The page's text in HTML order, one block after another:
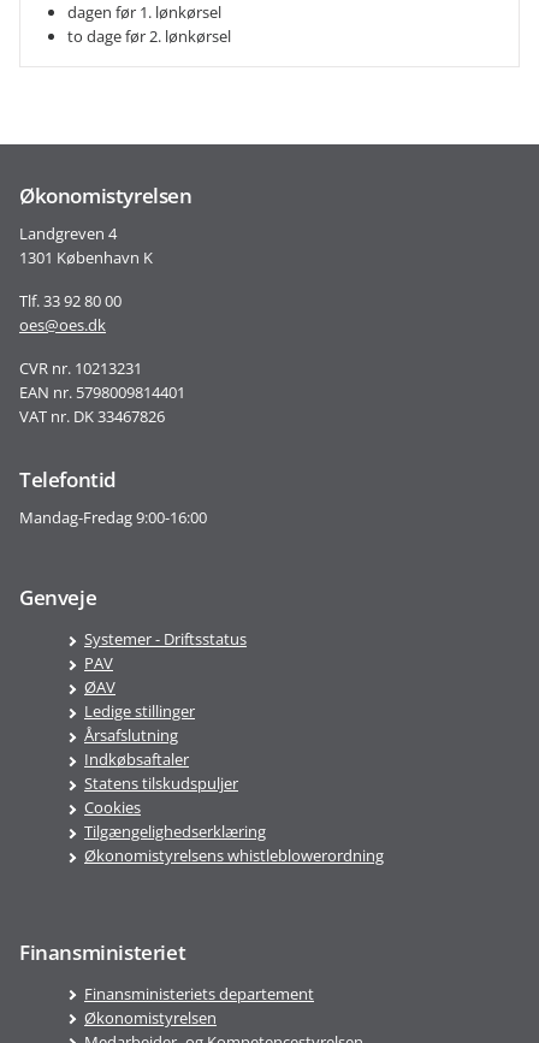
dagen før 1. lønkørsel
to dage før 2. lønkørsel
Økonomistyrelsen
Landgreven 4
1301 København K
Tlf. 33 92 80 00
oes@oes.dk
CVR nr. 10213231
EAN nr. 5798009814401
VAT nr. DK 33467826
Telefontid
Mandag-Fredag 9:00-16:00
Genveje
Systemer - Driftsstatus
PAV
ØAV
Ledige stillinger
Årsafslutning
Indkøbsaftaler
Statens tilskudspuljer
Cookies
Tilgængelighedserklæring
Økonomistyrelsens whistleblowerordning
Finansministeriet
Finansministeriets departement
Økonomistyrelsen